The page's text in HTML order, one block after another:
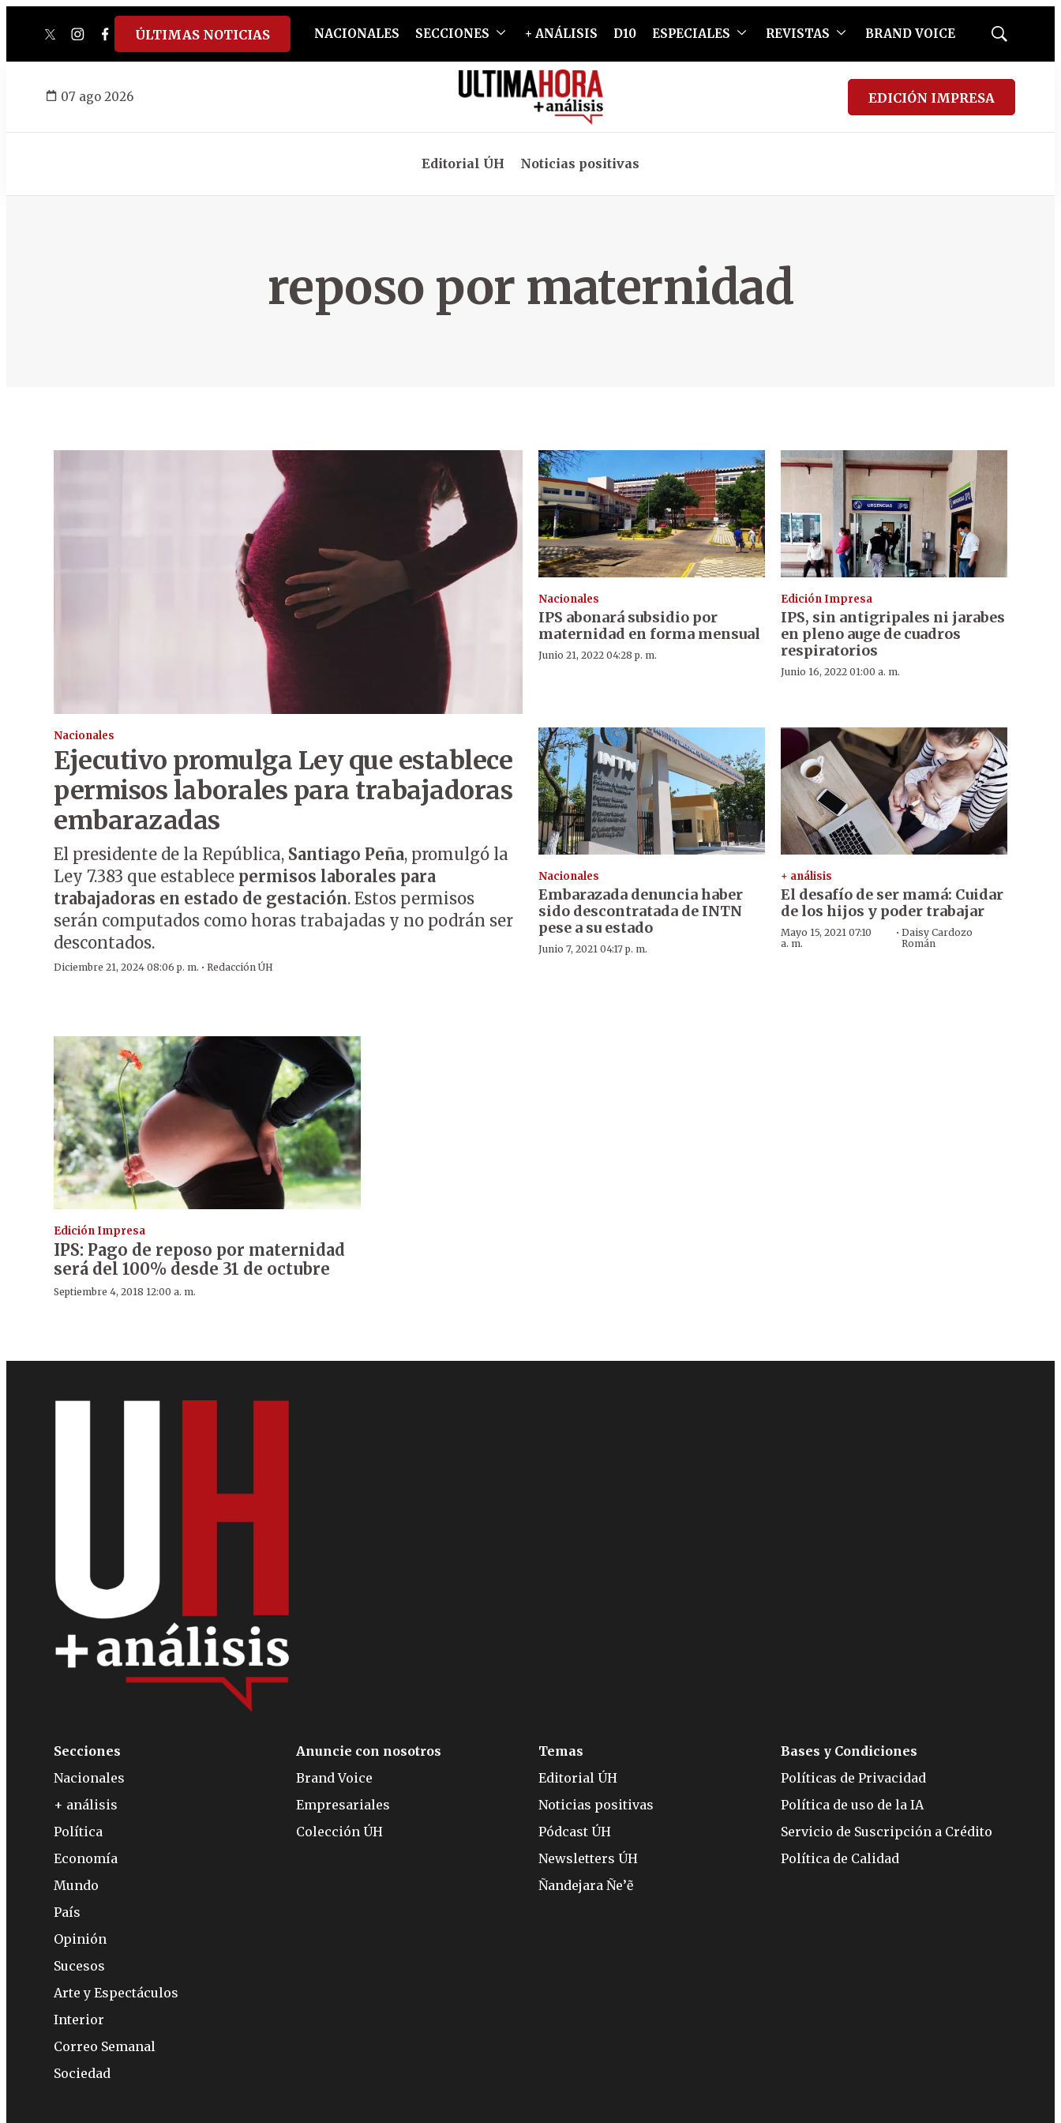
twitterinstagram
facebook
tiktokyoutube
spotify
ÚLTIMAS NOTICIAS NACIONALES SECCIONES + ANÁLISIS D10 ESPECIALES REVISTAS BRAND VOICE
Mostrar
07 ago 2026 EDICIÓN IMPRESA
Editorial ÚH Noticias positivas
reposo por maternidad
Nacionales
Ejecutivo promulga Ley que establece
permisos laborales para trabajadoras
embarazadas
El presidente de la República, Santiago Peña, promulgó la
Ley 7.383 que establece permisos laborales para
trabajadoras en estado de gestación. Estos permisos
serán computados como horas trabajadas y no podrán ser
descontados.
Diciembre 21, 2024 08:06 p. m. · Redacción ÚH
Nacionales
IPS abonará subsidio por
maternidad en forma mensual
Junio 21, 2022 04:28 p. m.
Edición Impresa
IPS, sin antigripales ni jarabes
en pleno auge de cuadros
respiratorios
Junio 16, 2022 01:00 a. m.
Nacionales
Embarazada denuncia haber
sido descontratada de INTN
pese a su estado
Junio 7, 2021 04:17 p. m.
+ análisis
El desafío de ser mamá: Cuidar
de los hijos y poder trabajar
Mayo 15, 2021 07:10
a. m.
·Daisy Cardozo
Román
Edición Impresa
IPS: Pago de reposo por maternidad
será del 100% desde 31 de octubre
Septiembre 4, 2018 12:00 a. m.
Secciones
Nacionales
+ análisis
Política
Economía
Mundo
País
Opinión
Sucesos
Arte y Espectáculos
Interior
Correo Semanal
Sociedad
Anuncie con nosotros
Brand Voice
Empresariales
Colección ÚH
Temas
Editorial ÚH
Noticias positivas
Pódcast ÚH
Newsletters ÚH
Ñandejara Ñe’ẽ
Bases y Condiciones
Políticas de Privacidad
Política de uso de la IA
Servicio de Suscripción a Crédito
Política de Calidad